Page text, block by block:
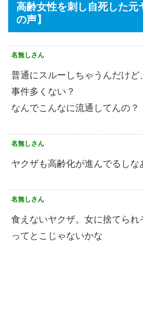
高齢女性を刺し自死した元
の声】
名無しさん
普通にスルーしちゃうんだけど
事件多くない？
なんでこんなに流通してんの？
名無しさん
ヤクザも高齢化が進んでるしな
名無しさん
食えないヤクザ。女に捨てられ
ってとこじゃないかな